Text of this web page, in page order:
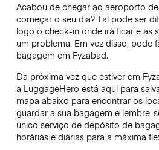
Acabou de chegar ao aeroporto
começar o seu dia? Tal pode ser
logo o check-in onde irá ficar e as
um problema. Em vez disso, pode
bagagem em Fyzabad.
Da próxima vez que estiver em
a LuggageHero está aqui para
mapa abaixo para encontrar os
guardar a sua bagagem e lembre-
único serviço de depósito de
horárias e diárias para a máxima